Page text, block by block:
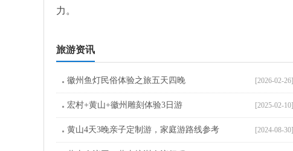
力。
旅游资讯
[2026-02-26]
徽州鱼灯民俗体验之旅五天四晚
[2025-02-10]
宏村+黄山+徽州雕刻体验3日游
[2024-08-30]
黄山4天3晚亲子定制游，家庭游路线参考